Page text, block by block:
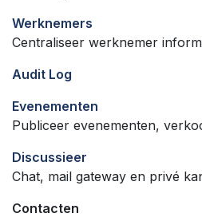
Werknemers
Centraliseer werknemer
Audit Log
Evenementen
Publiceer evenementen,
Discussieer
Chat, mail gateway en privé
Contacten